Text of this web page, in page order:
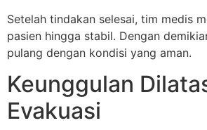
Setelah tindakan selesai, tim medis
pasien hingga stabil. Dengan
pulang dengan kondisi yang aman.
Keunggulan
Evakuasi